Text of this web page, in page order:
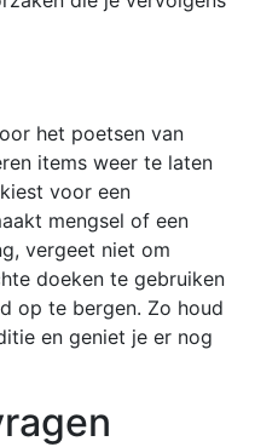
het poetsen van
items weer te laten
voor een
mengsel of een
vergeet niet om
doeken te gebruiken
op te bergen. Zo houd
en geniet je er nog